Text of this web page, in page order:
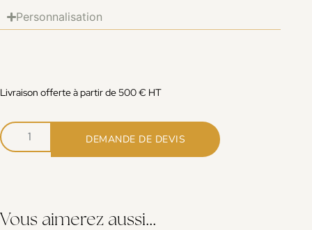
Personnalisation
Livraison offerte à partir de 500 € HT
DEMANDE DE DEVIS
Vous aimerez aussi...